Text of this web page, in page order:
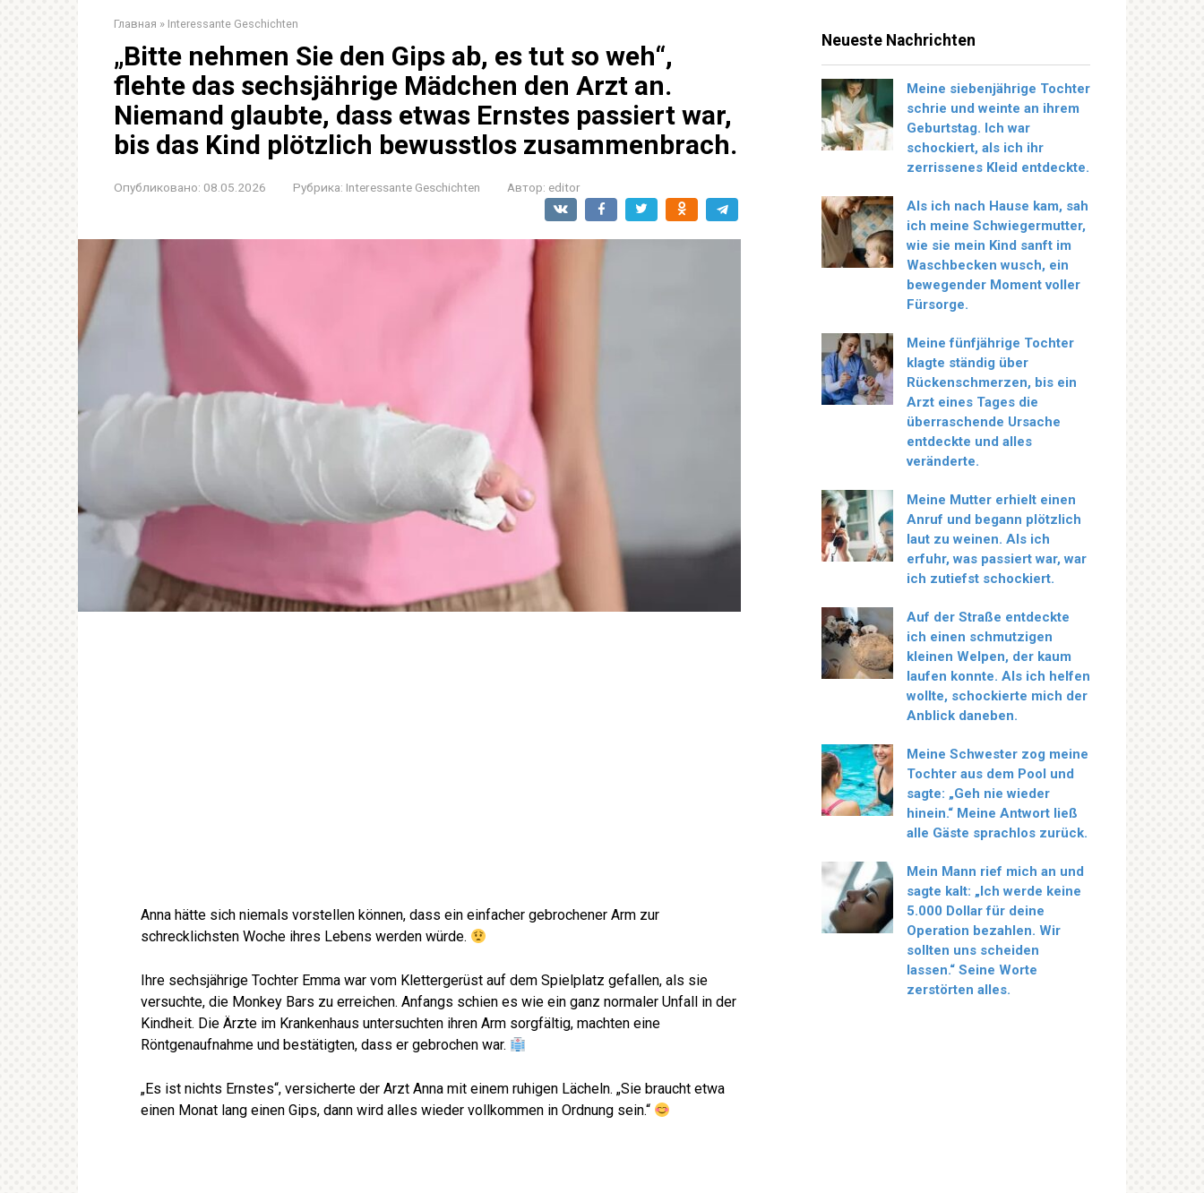
Главная » Interessante Geschichten
„Bitte nehmen Sie den Gips ab, es tut so weh“,
flehte das sechsjährige Mädchen den Arzt an.
Niemand glaubte, dass etwas Ernstes passiert war,
bis das Kind plötzlich bewusstlos zusammenbrach.
Опубликовано: 08.05.2026 Рубрика: Interessante Geschichten Автор: editor
Anna hätte sich niemals vorstellen können, dass ein einfacher gebrochener Arm zur
schrecklichsten Woche ihres Lebens werden würde.
Ihre sechsjährige Tochter Emma war vom Klettergerüst auf dem Spielplatz gefallen, als sie
versuchte, die Monkey Bars zu erreichen. Anfangs schien es wie ein ganz normaler Unfall in der
Kindheit. Die Ärzte im Krankenhaus untersuchten ihren Arm sorgfältig, machten eine
Röntgenaufnahme und bestätigten, dass er gebrochen war.
„Es ist nichts Ernstes“, versicherte der Arzt Anna mit einem ruhigen Lächeln. „Sie braucht etwa
einen Monat lang einen Gips, dann wird alles wieder vollkommen in Ordnung sein.“
Neueste Nachrichten
Meine siebenjährige Tochter
schrie und weinte an ihrem
Geburtstag. Ich war
schockiert, als ich ihr
zerrissenes Kleid entdeckte.
Als ich nach Hause kam, sah
ich meine Schwiegermutter,
wie sie mein Kind sanft im
Waschbecken wusch, ein
bewegender Moment voller
Fürsorge.
Meine fünfjährige Tochter
klagte ständig über
Rückenschmerzen, bis ein
Arzt eines Tages die
überraschende Ursache
entdeckte und alles
veränderte.
Meine Mutter erhielt einen
Anruf und begann plötzlich
laut zu weinen. Als ich
erfuhr, was passiert war, war
ich zutiefst schockiert.
Auf der Straße entdeckte
ich einen schmutzigen
kleinen Welpen, der kaum
laufen konnte. Als ich helfen
wollte, schockierte mich der
Anblick daneben.
Meine Schwester zog meine
Tochter aus dem Pool und
sagte: „Geh nie wieder
hinein.“ Meine Antwort ließ
alle Gäste sprachlos zurück.
Mein Mann rief mich an und
sagte kalt: „Ich werde keine
5.000 Dollar für deine
Operation bezahlen. Wir
sollten uns scheiden
lassen.“ Seine Worte
zerstörten alles.